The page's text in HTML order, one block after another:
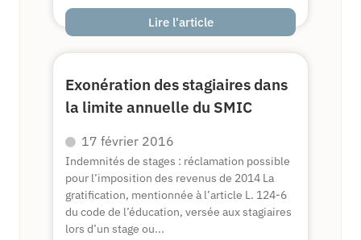
Lire l'article
Exonération des stagiaires dans
la limite annuelle du SMIC
17 février 2016
Indemnités de stages : réclamation possible
pour l’imposition des revenus de 2014 La
gratification, mentionnée à l’article L. 124-6
du code de l’éducation, versée aux stagiaires
lors d’un stage ou...